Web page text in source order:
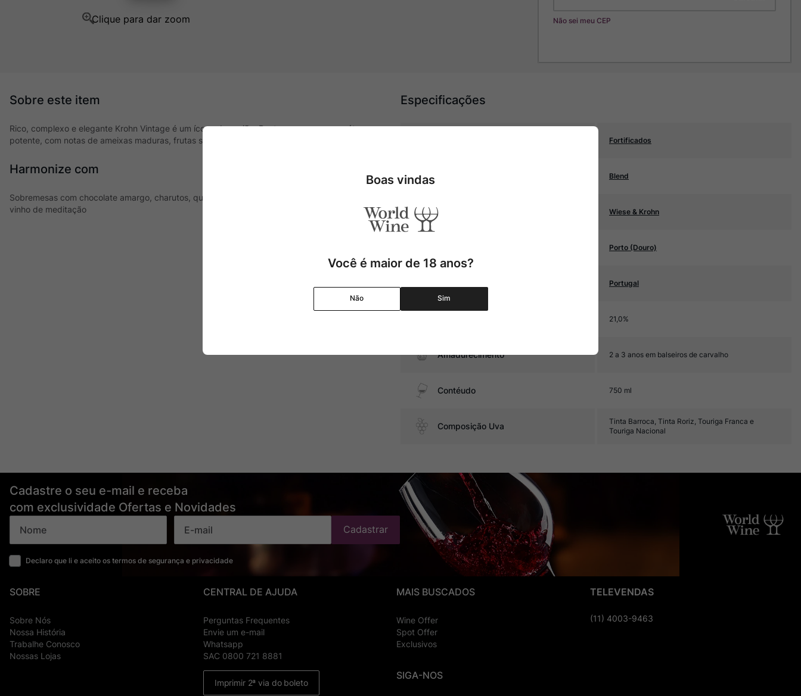
Não sei meu CEP
Rico, complexo e elegante Krohn Vintage é um ícone da região. Destaque para seu caráter
potente, com notas de ameixas maduras, frutas secas, além de chocolate, tabaco e cacau.
Harmonize com
Sobremesas com chocolate amargo, charutos, queijos intensos e para ser apreciado como um
vinho de meditação
Especificações
Fortificados
Blend
Produtor Wiese & Krohn
Porto (Douro)
Portugal
21,0%
Amadurecimento 2 a 3 anos em balseiros de carvalho
Contéudo 750 ml
Composição Uva
Tinta Barroca, Tinta Roriz, Touriga Franca e
Touriga Nacional
Cadastre o seu e-mail e receba
com exclusividade Ofertas e Novidades
Declaro que li e aceito os termos de segurança e privacidade
Cadastrar
SOBRE
Sobre Nós
Nossa História
Trabalhe Conosco
Nossas Lojas
CENTRAL DE AJUDA
Perguntas Frequentes
Envie um e-mail
Whatsapp
SAC 0800 721 8881
Imprimir 2ª via do boleto
MAIS BUSCADOS
Wine Offer
Spot Offer
Exclusivos
SIGA-NOS
TELEVENDAS
(11) 4003-9463
Boas vindas
Você é maior de 18 anos?
Não Sim